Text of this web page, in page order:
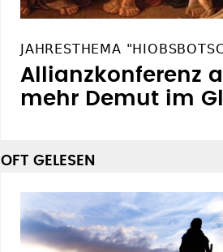
JAHRESTHEMA
Allianzkonferenz
mehr Demut im
OFT GELESEN